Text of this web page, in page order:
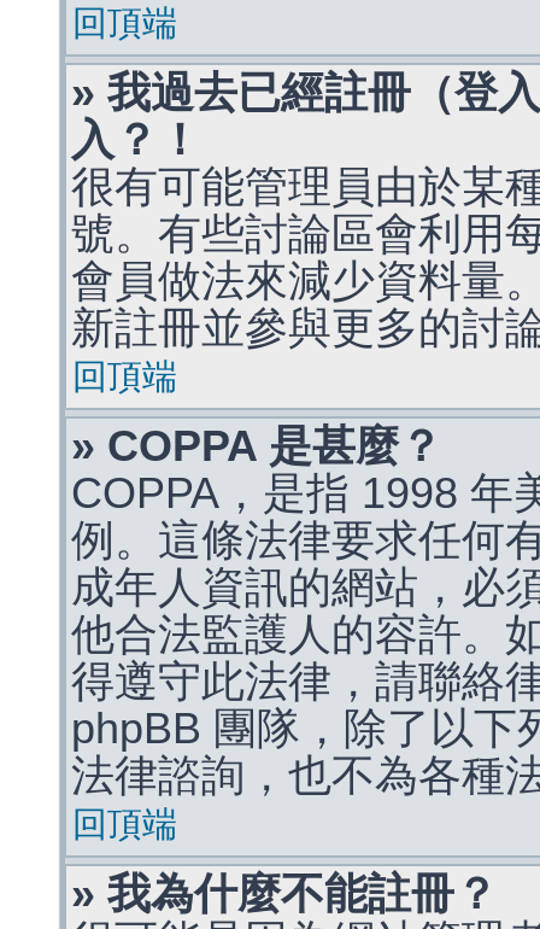
回頂端
» 我過去已經註冊（登
入？！
很有可能管理員由於某
號。有些討論區會利用
會員做法來減少資料量
新註冊並參與更多的討
回頂端
» COPPA 是甚麼？
COPPA，是指 1998 年
例。這條法律要求任何
成年人資訊的網站，必
他合法監護人的容許。
得遵守此法律，請聯絡
phpBB 團隊，除了以下
法律諮詢，也不為各種
回頂端
» 我為什麼不能註冊？